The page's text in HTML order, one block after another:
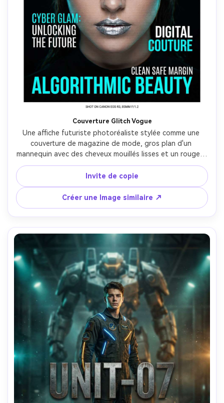
Couverture Glitch Vogue
Une affiche futuriste photoréaliste stylée comme une
couverture de magazine de mode, gros plan d'un
mannequin avec des cheveux mouillés lisses et un rouge à
lèvres métallique, des bords subtils RVB glitch et texture
scanline, des lignes de couverture audacieuses dans une
typographie moderne, fond noir avec lumière de jante
cyan, prise sur Canon EOS R3, 85mm f/1.2, yeux
tranchants, contraste éditorial, design d'impression haut
de gamme avec des marges sûres-AR 4:5
Invite de copie
Créer une Image similaire ↗